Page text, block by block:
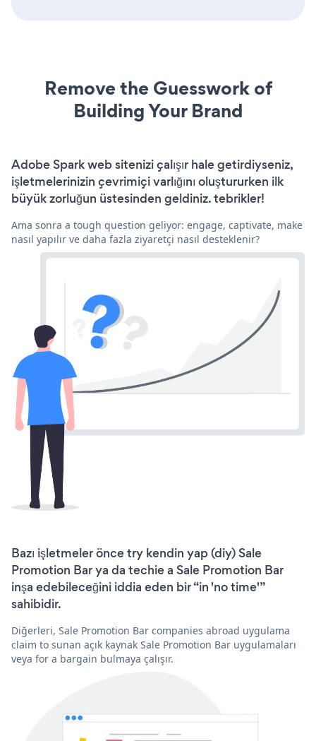
Remove the Guesswork of
Building Your Brand
Adobe Spark web sitenizi çalışır hale getirdiyseniz,
işletmelerinizin çevrimiçi varlığını oluştururken ilk
büyük zorluğun üstesinden geldiniz. tebrikler!
Ama sonra a tough question geliyor: engage, captivate, make
nasıl yapılır ve daha fazla ziyaretçi nasıl desteklenir?
Bazı işletmeler önce try kendin yap (diy) Sale
Promotion Bar ya da techie a Sale Promotion Bar
inşa edebileceğini iddia eden bir “in 'no time'”
sahibidir.
Diğerleri, Sale Promotion Bar companies abroad uygulama
claim to sunan açık kaynak Sale Promotion Bar uygulamaları
veya for a bargain bulmaya çalışır.